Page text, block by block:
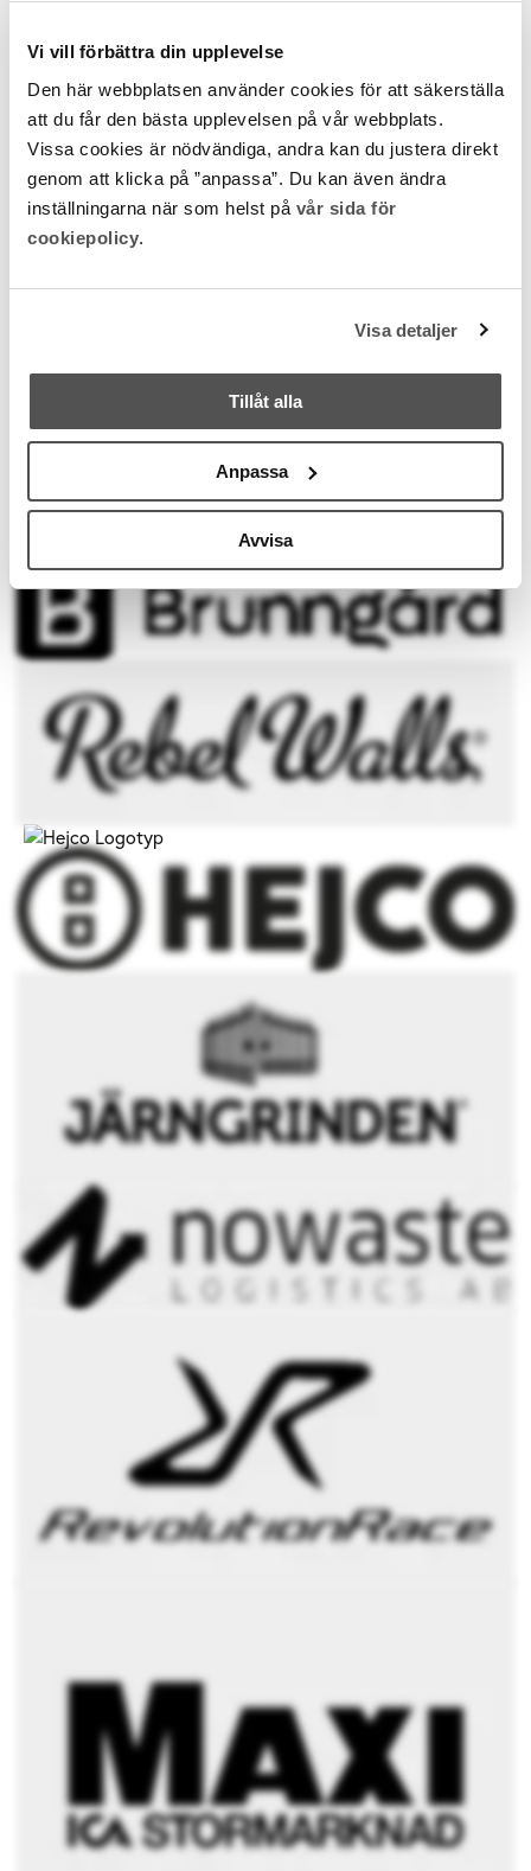
Vi vill förbättra din upplevelse
Den här webbplatsen använder cookies för att säkerställa
att du får den bästa upplevelsen på vår webbplats.
Vissa cookies är nödvändiga, andra kan du justera direkt
genom att klicka på ”anpassa”. Du kan även ändra
inställningarna när som helst på vår sida för
cookiepolicy.
Visa detaljer
Tillåt alla
Anpassa
Avvisa
Några av våra kunder